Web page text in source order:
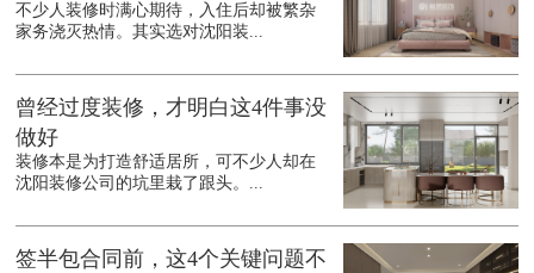
不少人装修时满心期待，入住后却被繁杂
家务浇灭热情。其实选对沈阳装...
曾经过度装修，才明白这4件事没
做好
装修本是为打造舒适居所，可不少人却在
沈阳装修公司的坑里栽了跟头。...
签半包合同前，这4个关键问题不